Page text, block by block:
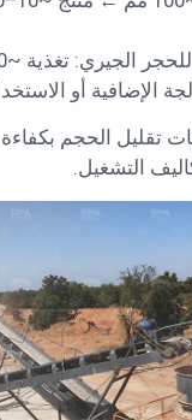
تقليل الحجم
التشغيل.